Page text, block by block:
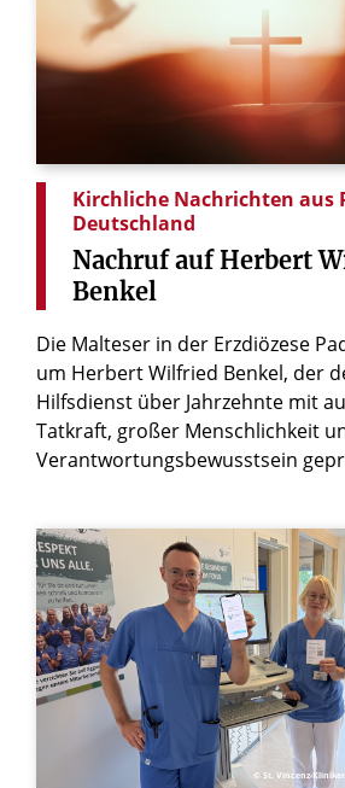
Kirchliche Nachrichten aus
Deutschland
Nachruf auf Herbert
Benkel
Die Malteser in der Erzdiözese
um Herbert Wilfried Benkel, der
Hilfsdienst über Jahrzehnte mit
Tatkraft, großer Menschlichkeit
Verantwortungsbewusstsein
© St. Vincenz-